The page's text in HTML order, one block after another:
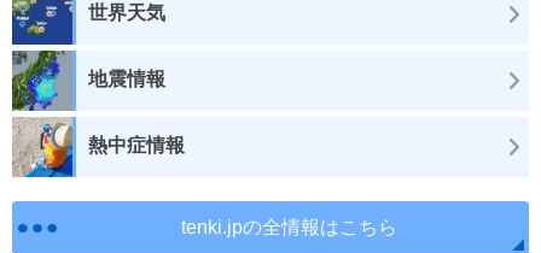
世界天気
地震情報
熱中症情報
tenki.jpの全情報はこちら